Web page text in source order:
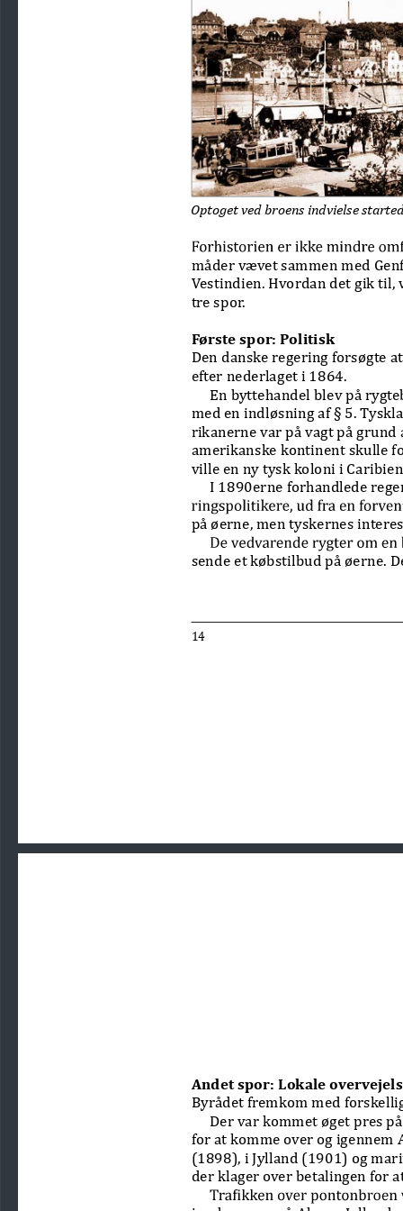
14
måder vævet sammen med
Vestindien. Hvordan det gik til,
tre spor.
Første spor: Politisk
Den danske regering forsøgte
efter nederlaget i 1864.
En byttehandel blev på
med en indløsning af § 5.
rikanerne var på vagt på
amerikanske kontinent skulle
ville en ny tysk koloni i
I 1890erne forhandlede
på øerne, men tyskernes
sende et købstilbud på øerne.
Optoget ved broens indvielse
Andet spor: Lokale
Byrådet fremkom med
Der var kommet øget pres
for at komme over og igennem
(1898), i Jylland (1901) og
der klager over betalingen for